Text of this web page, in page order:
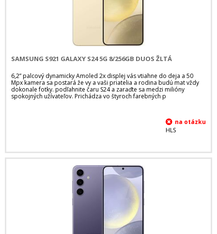
SAMSUNG S921 GALAXY S24 5G 8/256GB DUOS ŽLTÁ
6,2” palcový dynamicky Amoled 2x displej vás vtiahne do deja a 50
Mpx kamera sa postará že vy a vaši priatelia a rodina budú mat vždy
dokonale fotky. podľahnite čaru S24 a zaraďte sa medzi milióny
spokojných užívateľov. Prichádza vo štyroch farebných p
HLS